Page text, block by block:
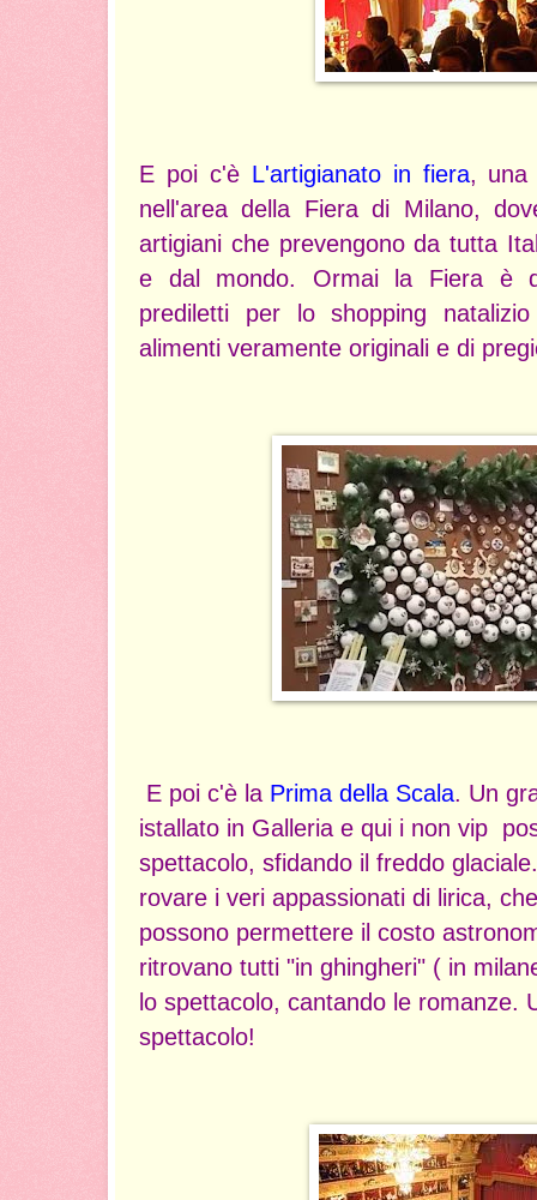
E poi c'è L'artigianato in fiera, una
nell'area della Fiera di Milano,
artigiani che prevengono da tutta
e dal mondo. Ormai la Fiera è
prediletti per lo shopping
alimenti veramente originali e di
E poi c'è la Prima della Scala. Un
istallato in Galleria e qui i non vip
spettacolo, sfidando il freddo
rovare i veri appassionati di lirica,
possono permettere il costo
ritrovano tutti "in ghingheri" ( in
lo spettacolo, cantando le romanze.
spettacolo!